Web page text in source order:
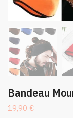
Bandeau
19,90 €